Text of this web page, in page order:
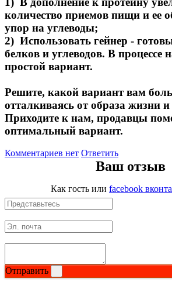
количество приемов пищи и ее
упор на углеводы;
2) Использовать гейнер -
белков и углеводов. В процессе
простой вариант.
Решите, какой вариант вам
отталкиваясь от образа жизни
Приходите к нам, продавцы
оптимальный вариант.
Комментариев нет Ответить
Ваш отзыв
Как гость или facebook
Отправить